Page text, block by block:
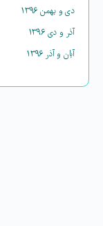
دی و بهمن ۱۳۹۶
آذر و دی ۱۳۹۶
آبان و آذر ۱۳۹۶